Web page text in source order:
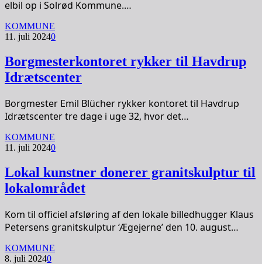
elbil op i Solrød Kommune.…
KOMMUNE
11. juli 20240
Borgmesterkontoret rykker til Havdrup
Idrætscenter
Borgmester Emil Blücher rykker kontoret til Havdrup
Idrætscenter tre dage i uge 32, hvor det…
KOMMUNE
11. juli 20240
Lokal kunstner donerer granitskulptur til
lokalområdet
Kom til officiel afsløring af den lokale billedhugger Klaus
Petersens granitskulptur ‘Ægejerne’ den 10. august…
KOMMUNE
8. juli 20240